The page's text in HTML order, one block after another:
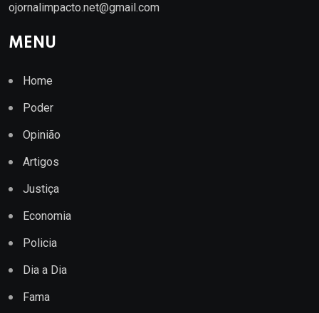
ojornalimpacto.net@gmail.com
MENU
Home
Poder
Opinião
Artigos
Justiça
Economia
Policia
Dia a Dia
Fama